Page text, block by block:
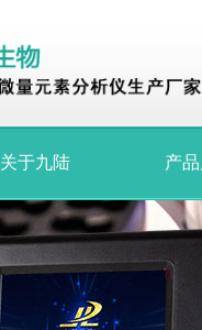
关于九陆 产